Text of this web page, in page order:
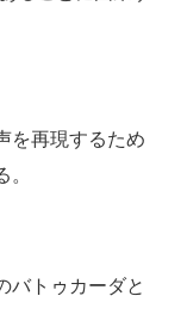
を再現するため
バトゥカーダと